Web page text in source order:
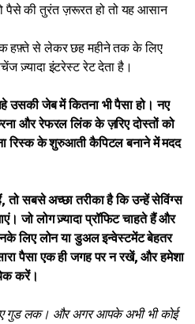
पैसे की तुरंत ज़रूरत हो तो यह आसान
हफ़्ते से लेकर छह महीने तक के लिए
ज़्यादा इंटरेस्ट रेट देता है।
उसकी जेब में कितना भी पैसा हो। नए
और रेफरल लिंक के ज़रिए दोस्तों को
रिस्क के शुरुआती कैपिटल बनाने में मदद
सबसे अच्छा तरीका है कि उन्हें सेविंग्स
जो लोग ज़्यादा प्रॉफिट चाहते हैं और
लिए लोन या डुअल इन्वेस्टमेंट बेहतर
पैसा एक ही जगह पर न रखें, और हमेशा
करें।
गुड लक। और अगर आपके अभी भी कोई